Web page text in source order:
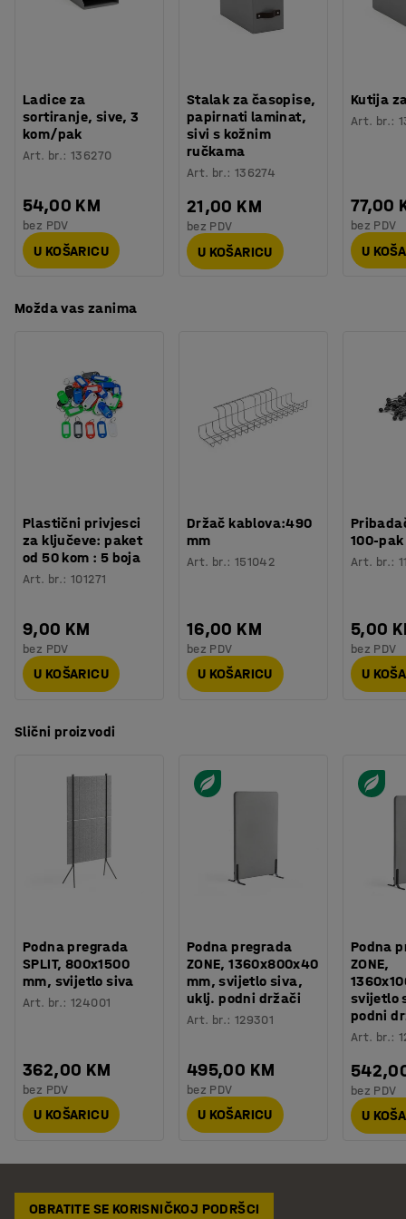
: Dolazi nesastavljeno
ISO 354, EN 1023-2, EN 1023-3, EN 1023-1
Ladice za
sortiranje, sive, 3
kom/pak
Art. br.:136270
54,00 KM
bez PDV
U KOŠARICU
Stalak za časopise,
papirnati laminat,
sivi s kožnim
ručkama
Art. br.: 136274
21,00 KM
bez PDV
U KOŠARICU
Kutija
Art. br.:
77,00
bez PDV
U
Možda vas zanima
Plastični privjesci
za ključeve: paket
od 50 kom : 5 boja
Art. br.:101271
9,00 KM
bez PDV
U KOŠARICU
Držač kablova:490
mm
Art. br.: 151042
16,00 KM
bez PDV
U KOŠARICU
100-pak
Art. br.:
5,00
bez PDV
U
Slični proizvodi
Podna pregrada
SPLIT, 800x1500
mm, svijetlo siva
Art. br.:124001
362,00 KM
bez PDV
U KOŠARICU
Podna pregrada
ZONE, 1360x800x40
mm, svijetlo siva,
uklj. podni držači
Art. br.: 129301
495,00 KM
bez PDV
U KOŠARICU
Podna
ZONE,
svijetlo
podni
Art. br.:
bez PDV
U
OBRATITE SE KORISNIČKOJ PODRŠCI